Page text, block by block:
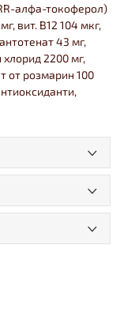
алфа-токоферол)
вит. B12 104 мкг,
43 мг,
хлорид 2200 мг,
от розмарин 100